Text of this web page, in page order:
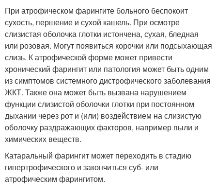
При атрофическом фарингите больного беспокоит
сухость, першение и сухой кашель. При осмотре
слизистая оболочка глотки истончена, сухая, бледная
или розовая. Могут появиться корочки или подсыхающая
слизь. К атрофической форме может привести
хронический фарингит или патология может быть одним
из симптомов системного дистрофического заболевания
ЖКТ. Также она может быть вызвана нарушением
функции слизистой оболочки глотки при постоянном
дыхании через рот и (или) воздействием на слизистую
оболочку раздражающих факторов, например пыли и
химических веществ.
Катаральный фарингит может переходить в стадию
гипертрофического и закончиться суб- или
атрофическим фарингитом.